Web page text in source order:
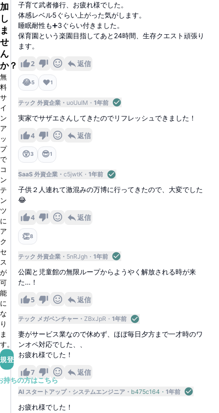
加
し
ま
せ
ん
か？
無
料
サ
イ
ン
ア
ッ
プ
で
コ
ン
テ
ン
ツ
に
ア
ク
セ
ス
が
可
能
に
な
り
ま
す。
登録
持ちの方はこちら
子育て武者修行、お疲れ様でした。
体感レベル5ぐらい上がった気がします。
睡眠耐性も➕3ぐらい付きました。
保育園という楽園目指してあと24時間、生存クエスト頑張り
ます。
2 返信
😂5 ❤️1
テック 外資企業 uoUuIM 1年前
実家でサザエさんしてきたのでリフレッシュできました！
4 返信
😲3 😎1
SaaS 外資企業 c5jwtK 1年前
子供２人連れて激混みの万博に行ってきたので、大変でした
😂
4 返信
👏8
テック 外資企業 5nRJgh 1年前
公園と児童館の無限ループからようやく解放される時が来
た…！
5 返信
テック メガベンチャー ZBxJpR 1年前
妻がサービス業なので休めず、ほぼ毎日夕方まで一才時のワ
ンオペ対応でした、、
お疲れ様でした！
7 返信
AI スタートアップ システムエンジニア b475c164 1年前
お疲れ様でした！